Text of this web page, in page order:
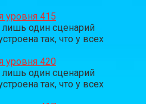
уровня 415
лишь один сценарий
так, что у всех
уровня 420
лишь один сценарий
так, что у всех